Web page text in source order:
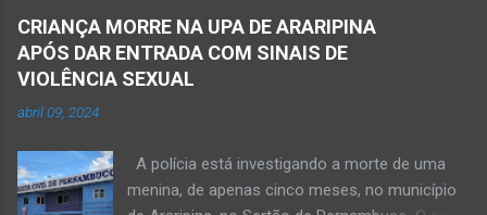
CRIANÇA MORRE NA UPA DE ARARIPINA
APÓS DAR ENTRADA COM SINAIS DE
VIOLÊNCIA SEXUAL
abril 09, 2024
A polícia está investigando a morte de uma
menina, de apenas cinco meses, no município